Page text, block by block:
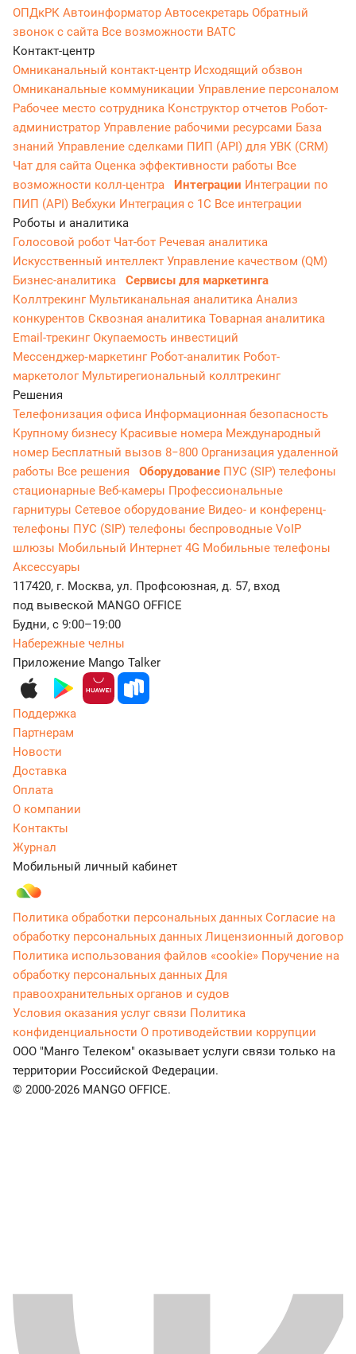
ОПДкРК Автоинформатор Автосекретарь Обратный
звонок с сайта Все возможности ВАТС
Контакт-центр
Омниканальный контакт-центр Исходящий обзвон
Омниканальные коммуникации Управление персоналом
Рабочее место сотрудника Конструктор отчетов Робот-
администратор Управление рабочими ресурсами База
знаний Управление сделками ПИП (API) для УВК (CRM)
Чат для сайта Оценка эффективности работы Все
возможности колл-центра
Интеграции Интеграции по
ПИП (API) Вебхуки Интеграция с 1С Все интеграции
Роботы и аналитика
Голосовой робот Чат-бот Речевая аналитика
Искусственный интеллект Управление качеством (QM)
Бизнес-аналитика
Сервисы для маркетинга
Коллтрекинг Мультиканальная аналитика Анализ
конкурентов Сквозная аналитика Товарная аналитика
Email-трекингОкупаемость инвестиций
Мессенджер‑маркетинг Робот-аналитик Робот-
маркетолог Мультирегиональный коллтрекинг
Решения
Телефонизация офиса Информационная безопасность
Крупному бизнесу Красивые номера Международный
номер Бесплатный вызов 8−800 Организация удаленной
работы Все решения Оборудование ПУС (SIP) телефоны
стационарные Веб-камеры Профессиональные
гарнитуры Сетевое оборудование Видео- и конференц-
телефоны ПУС (SIP) телефоны беспроводные VoIP
шлюзы Мобильный Интернет 4G Мобильные телефоны
Аксессуары
117420, г. Москва, ул. Профсоюзная, д. 57, вход
под вывеской MANGO OFFICE
Будни, с 9:00–19:00
Набережные челны
Приложение Mango Talker
Поддержка
Партнерам
Новости
Доставка
Оплата
О компании
Контакты
Журнал
Мобильный личный кабинет
Политика обработки персональных данных Согласие на
обработку персональных данных Лицензионный договор
Политика использования файлов «cookie» Поручение на
обработку персональных данных Для
правоохранительных органов и судов
Условия оказания услуг связи Политика
конфиденциальности О противодействии коррупции
ООО "Манго Телеком" оказывает услуги связи только на
территории Российской Федерации.
© 2000-2026 MANGO OFFICE.